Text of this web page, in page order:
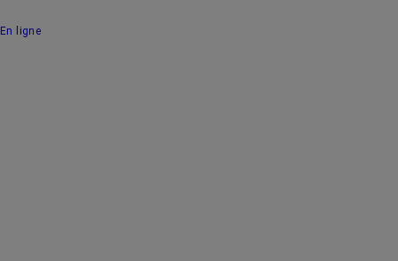
En ligne